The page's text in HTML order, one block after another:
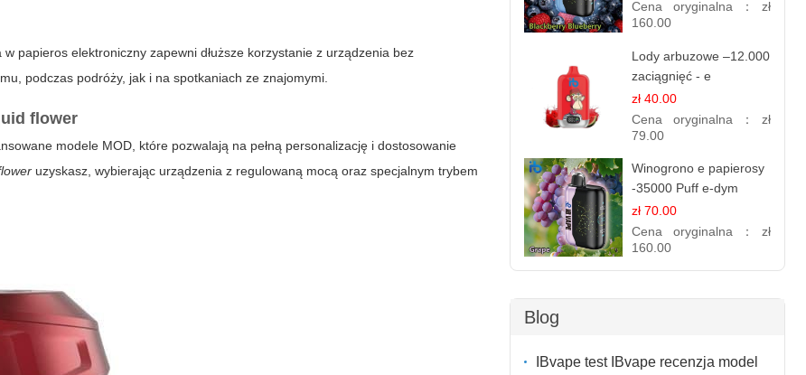
w papieros elektroniczny zapewni dłuższe korzystanie z urządzenia bez
podczas podróży, jak i na spotkaniach ze znajomymi.
flower
modele MOD, które pozwalają na pełną personalizację i dostosowanie
uzyskasz, wybierając urządzenia z regulowaną mocą oraz specjalnym trybem
Cena oryginalna： zł
160.00
Lody arbuzowe –12.000
zaciągnięć - e
papierosy jednorazowe
zł 40.00
Cena oryginalna： zł
79.00
Winogrono e papierosy
-35000 Puff e-dym
zł 70.00
Cena oryginalna： zł
160.00
Blog
IBvape test IBvape recenzja model